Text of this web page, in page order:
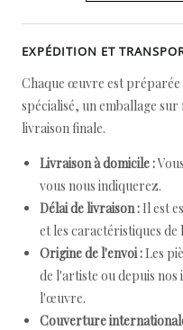
EXPÉDITION ET
Chaque œuvre est
spécialisé, un emballage
livraison finale.
Livraison à domicile :
vous nous indiquerez.
Délai de livraison : Il est
et les caractéristiques
Origine de l'envoi : Les
de l'artiste ou depuis
l'œuvre.
Couverture